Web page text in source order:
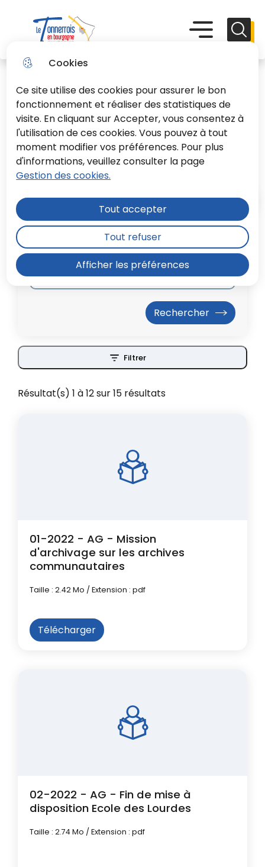
Cookies
Ce site utilise des cookies pour assurer le bon
fonctionnement et réaliser des statistiques de
visite. En cliquant sur Accepter, vous consentez à
l'utilisation de ces cookies. Vous pouvez à tout
moment modifier vos préférences. Pour plus
d'informations, veuillez consulter la page
Gestion des cookies.
Afficher les préférences
Tout accepter
Tout refuser
au
menu
Aller à la
recherche
principal
le plan du
Menu principal Menu
Délibérations du CC du
10.02.2022
Moteur de recherche
Filtrer
Résultat(s) 1 à 12 sur 15 résultats
01-2022 - AG - Mission
d'archivage sur les archives
communautaires
Taille : 2.42 Mo / Extension : pdf
Télécharger
02-2022 - AG - Fin de mise à
disposition Ecole des Lourdes
Taille : 2.74 Mo / Extension : pdf